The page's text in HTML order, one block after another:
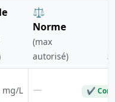
⚖️
Norme
(max
autorisé)
mg/L — ✔